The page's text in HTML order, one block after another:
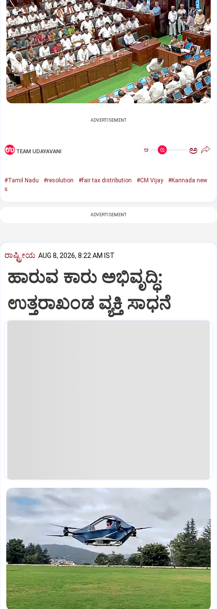
ADVERTISEMENT
TEAM UDAYAVANI ಅ ಅ
#Tamil Nadu #resolution #fair tax distribution #CM Vijay
#Kannada new
s
ADVERTISEMENT
ರಾಷ್ಟ್ರೀಯ AUG 8, 2026, 8:22 AM IST
ಹಾರುವ ಕಾರು ಅಭಿವೃದ್ಧಿ:
ಉತ್ತರಾಖಂಡ ವ್ಯಕ್ತಿ ಸಾಧನೆ